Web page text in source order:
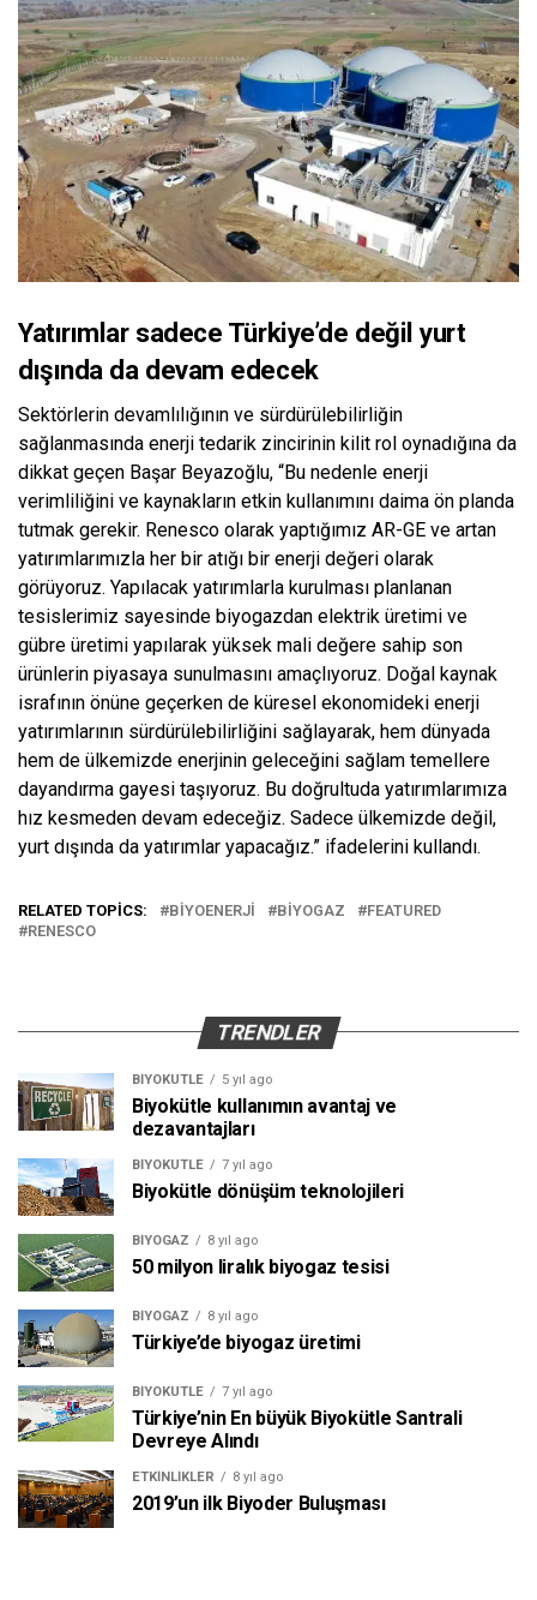
Yatırımlar sadece Türkiye’de değil yurt
dışında da devam edecek
Sektörlerin devamlılığının ve sürdürülebilirliğin
sağlanmasında enerji tedarik zincirinin kilit rol oynadığına da
dikkat geçen Başar Beyazoğlu, “Bu nedenle enerji
verimliliğini ve kaynakların etkin kullanımını daima ön planda
tutmak gerekir. Renesco olarak yaptığımız AR-GE ve artan
yatırımlarımızla her bir atığı bir enerji değeri olarak
görüyoruz. Yapılacak yatırımlarla kurulması planlanan
tesislerimiz sayesinde biyogazdan elektrik üretimi ve
gübre üretimi yapılarak yüksek mali değere sahip son
ürünlerin piyasaya sunulmasını amaçlıyoruz. Doğal kaynak
israfının önüne geçerken de küresel ekonomideki enerji
yatırımlarının sürdürülebilirliğini sağlayarak, hem dünyada
hem de ülkemizde enerjinin geleceğini sağlam temellere
dayandırma gayesi taşıyoruz. Bu doğrultuda yatırımlarımıza
hız kesmeden devam edeceğiz. Sadece ülkemizde değil,
yurt dışında da yatırımlar yapacağız.” ifadelerini kullandı.
RELATED TOPICS: BIYOENERJI BIYOGAZ
FEATURED
RENESCO
TRENDLER
BIYOKÜTLE 5 yıl ago
Biyokütle kullanımın avantaj ve
dezavantajları
BIYOKÜTLE 7 yıl ago
Biyokütle dönüşüm teknolojileri
BIYOGAZ 8 yıl ago
50 milyon liralık biyogaz tesisi
BIYOGAZ 8 yıl ago
Türkiye’de biyogaz üretimi
BIYOKÜTLE 7 yıl ago
Türkiye’nin En büyük Biyokütle Santrali
Devreye Alındı
ETKINLIKLER 8 yıl ago
2019’un ilk Biyoder Buluşması